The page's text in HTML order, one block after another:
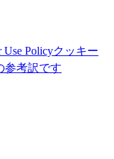
Use Policyクッキー
参考訳です